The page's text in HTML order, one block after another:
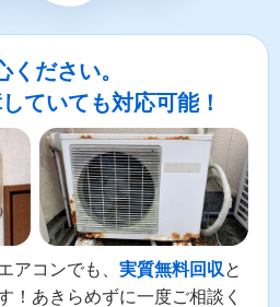
ください。
ていても対応可能！
コンでも、 実質無料回収と
！あきらめずに一度ご相談く